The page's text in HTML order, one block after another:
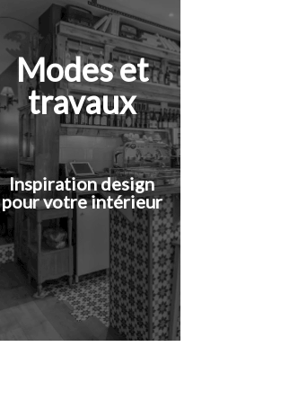
Modes et
travaux
Inspiration design
pour votre intérieur